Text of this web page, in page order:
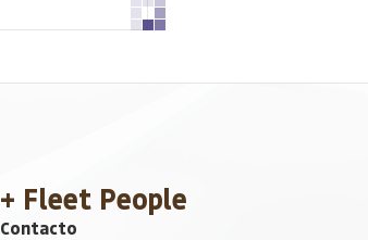
+ Fleet People
Contacto